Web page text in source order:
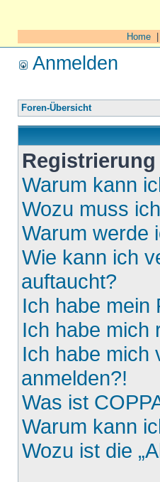
Home
Anmelden
Foren-Übersicht
Warum kann
Wozu muss
Warum werde
Wie kann ich
auftaucht?
Ich habe mein
Ich habe mich
Ich habe mich
anmelden?!
Was ist
Warum kann
Wozu ist die